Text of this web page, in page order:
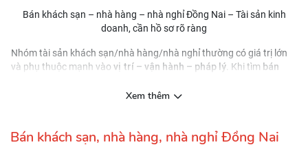
Bán khách sạn – nhà hàng – nhà nghỉ Đồng Nai – Tài sản kinh
doanh, cần hồ sơ rõ ràng
Nhóm tài sản khách sạn/nhà hàng/nhà nghỉ thường có giá trị lớn
và phụ thuộc mạnh vào vị trí – vận hành – pháp lý . Khi tìm bán
công suất khai thác, giấy phép kinh doanh, điều kiện
tuyến đường, điểm đến, khu dịch vụ/du lịch/công tác
Xem thêm
Bán khách sạn, nhà hàng, nhà nghỉ Đồng Nai